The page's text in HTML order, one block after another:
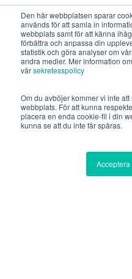
Den här webbplatsen sparar
används för att samla in
webbplats samt för att känna
förbättra och anpassa din
statistik och göra analyser om
andra medier. Mer information
vårsekretesspolicy
Om du avböjer kommer vi inte
webbplats. För att kunna
placera en enda cookie-fil i din
kunna se att du inte får spåras.
Acceptera